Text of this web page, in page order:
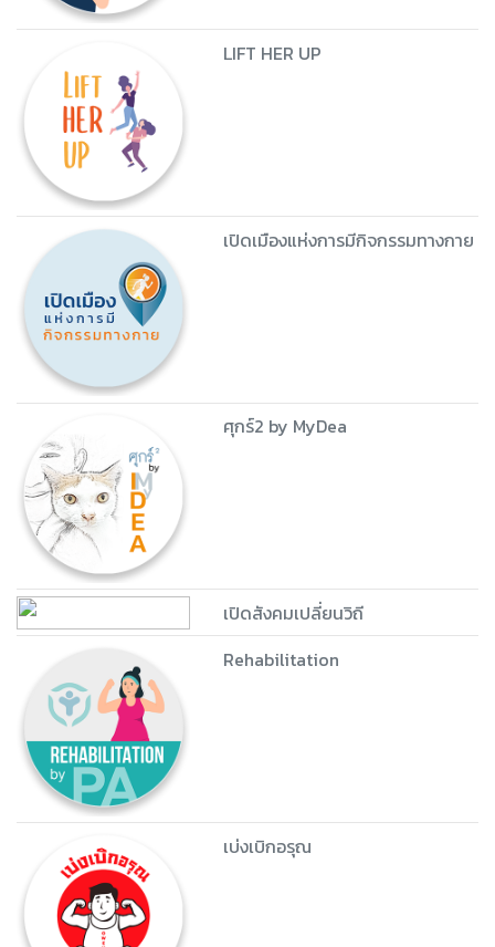
LIFT HER UP
เปิดเมืองแห่งการมีกิจกรรมทางกาย
ศุกร์2 by MyDea
เปิดสังคมเปลี่ยนวิถี
Rehabilitation
เบ่งเบิกอรุณ